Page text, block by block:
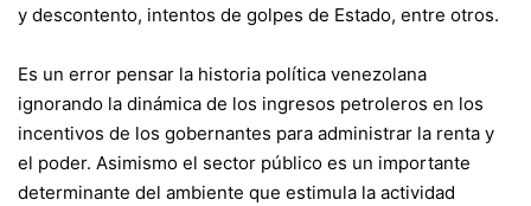
y descontento, intentos de golpes de Estado, entre otros.
Es un error pensar la historia política venezolana
ignorando la dinámica de los ingresos petroleros en los
incentivos de los gobernantes para administrar la renta y
el poder. Asimismo el sector público es un importante
determinante del ambiente que estimula la actividad